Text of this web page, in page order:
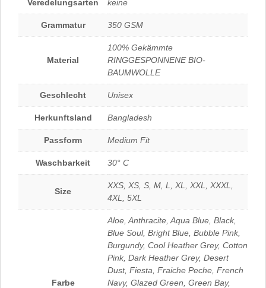
Veredelungsarten keine
Grammatur 350 GSM
Material
100% Gekämmte
RINGGESPONNENE BIO-
BAUMWOLLE
Geschlecht Unisex
Herkunftsland Bangladesh
Passform Medium Fit
Waschbarkeit 30° C
Size
XXS, XS, S, M, L, XL, XXL, XXXL,
4XL, 5XL
Farbe
Aloe, Anthracite, Aqua Blue, Black,
Blue Soul, Bright Blue, Bubble Pink,
Burgundy, Cool Heather Grey, Cotton
Pink, Dark Heather Grey, Desert
Dust, Fiesta, Fraiche Peche, French
Navy, Glazed Green, Green Bay,